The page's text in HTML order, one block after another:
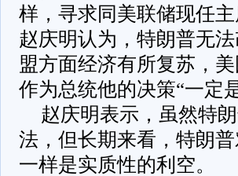
样，寻求同美联储现任
赵庆明认为，特朗普无
盟方面经济有所复苏，
作为总统他的决策“一定
赵庆明表示，虽然特
法，但长期来看，特朗
一样是实质性的利空。